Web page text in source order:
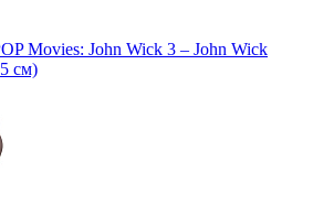
Movies: John Wick 3 – John Wick
см)